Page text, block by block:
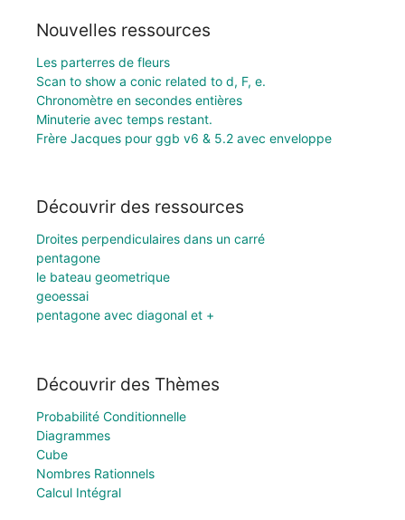
Nouvelles ressources
Les parterres de fleurs
Scan to show a conic related to d, F, e.
Chronomètre en secondes entières
Minuterie avec temps restant.
Frère Jacques pour ggb v6 & 5.2 avec enveloppe
Découvrir des ressources
Droites perpendiculaires dans un carré
pentagone
le bateau geometrique
geoessai
pentagone avec diagonal et +
Découvrir des Thèmes
Probabilité Conditionnelle
Diagrammes
Cube
Nombres Rationnels
Calcul Intégral